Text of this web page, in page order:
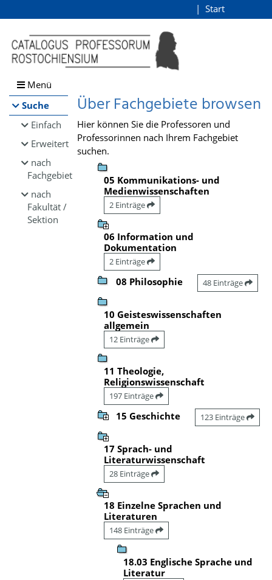
Browsen
direkt zum Inhalt
Start
Menü
Suche
Einfach
Erweitert
nach
Fachgebiet
nach
Fakultät /
Sektion
Über Fachgebiete browsen
Hier können Sie die Professoren und
Professorinnen nach Ihrem Fachgebiet
suchen.
05 Kommunikations- und
Medienwissenschaften
2 Einträge
06 Information und
Dokumentation
2 Einträge
08 Philosophie 48 Einträge
10 Geisteswissenschaften
allgemein
12 Einträge
11 Theologie,
Religionswissenschaft
197 Einträge
15 Geschichte 123 Einträge
17 Sprach- und
Literaturwissenschaft
28 Einträge
18 Einzelne Sprachen und
Literaturen
148 Einträge
18.03 Englische Sprache und
Literatur